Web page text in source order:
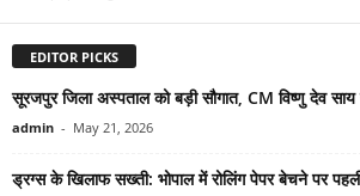
EDITOR PICKS
सूरजपुर जिला अस्पताल को बड़ी सौगात, CM विष्णु देव
admin - May 21, 2026
ड्रग्स के खिलाफ सख्ती: भोपाल में रोलिंग पेपर बेचने पर